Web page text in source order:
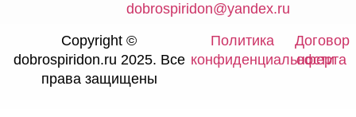
dobrospiridon@yandex.ru
Copyright ©
dobrospiridon.ru 2025. Все
права защищены
Политика
конфиденциальности
Договор
оферта